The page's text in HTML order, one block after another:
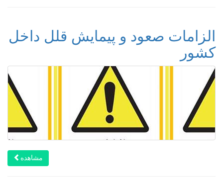
الزامات صعود و پیمایش قلل داخل
کشور
مشاهده